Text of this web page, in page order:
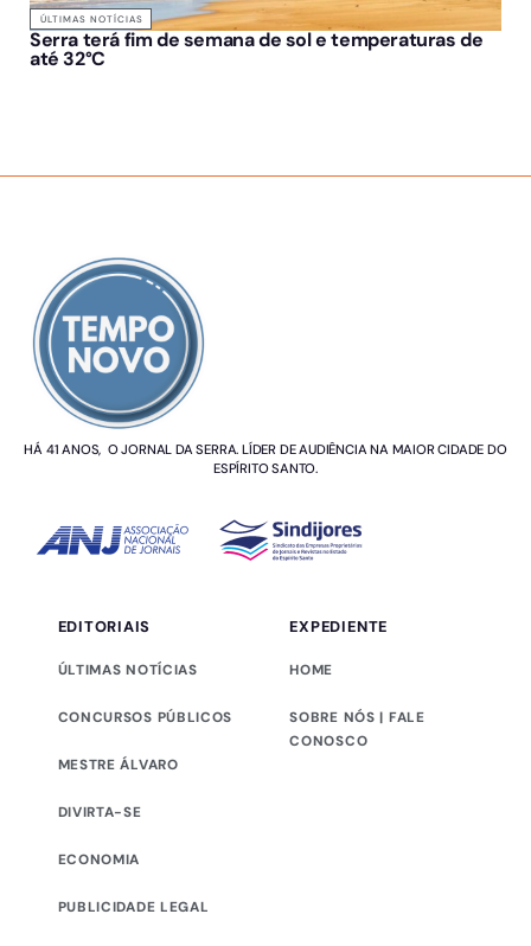
ÚLTIMAS NOTÍCIAS
Serra terá fim de semana de sol e temperaturas de
até 32°C
HÁ 41 ANOS, O JORNAL DA SERRA. LÍDER DE AUDIÊNCIA NA MAIOR CIDADE DO
ESPÍRITO SANTO.
EDITORIAIS
ÚLTIMAS NOTÍCIAS
CONCURSOS PÚBLICOS
MESTRE ÁLVARO
DIVIRTA-SE
ECONOMIA
PUBLICIDADE LEGAL
EXPEDIENTE
HOME
SOBRE NÓS | FALE
CONOSCO